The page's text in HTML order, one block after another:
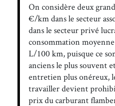
On considère deux
€/km dans le secteur
dans le secteur privé
consommation
L/100 km, puisque ce
anciens le plus souvent
entretien plus onéreux,
travailler devient
prix du carburant